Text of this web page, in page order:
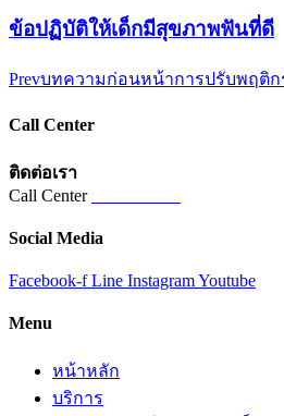
ข้อปฏิบัติให้เด็กมีสุขภาพฟันที่ดี
Prevบทความก่อนหน้าการปรับพฤติ
Call Center
ติดต่อเรา
Call Center
Social Media
Facebook-f Line InstagramYoutube
Menu
หน้าหลัก
บริการ